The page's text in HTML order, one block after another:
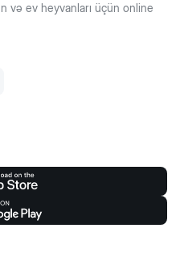
və ev heyvanları üçün online